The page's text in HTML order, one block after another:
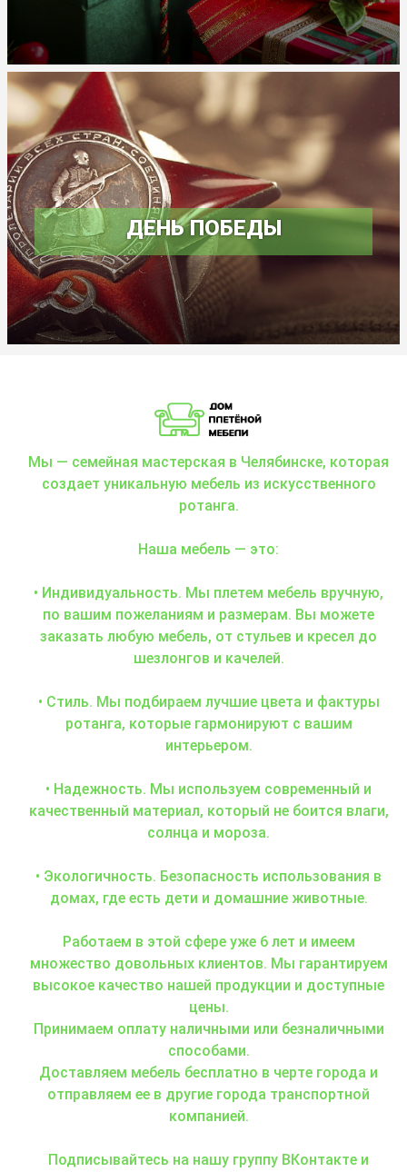
ДЕНЬ ПОБЕДЫ
Мы — семейная мастерская в Челябинске, которая
создает уникальную мебель из искусственного
ротанга.
Наша мебель — это:
• Индивидуальность. Мы плетем мебель вручную,
по вашим пожеланиям и размерам. Вы можете
заказать любую мебель, от стульев и кресел до
шезлонгов и качелей.
• Стиль. Мы подбираем лучшие цвета и фактуры
ротанга, которые гармонируют с вашим
интерьером.
• Надежность. Мы используем современный и
качественный материал, который не боится влаги,
солнца и мороза.
• Экологичность. Безопасность использования в
домах, где есть дети и домашние животные.
Работаем в этой сфере уже 6 лет и имеем
множество довольных клиентов. Мы гарантируем
высокое качество нашей продукции и доступные
цены.
Принимаем оплату наличными или безналичными
способами.
Доставляем мебель бесплатно в черте города и
отправляем ее в другие города транспортной
компанией.
Подписывайтесь на нашу группу ВКонтакте и